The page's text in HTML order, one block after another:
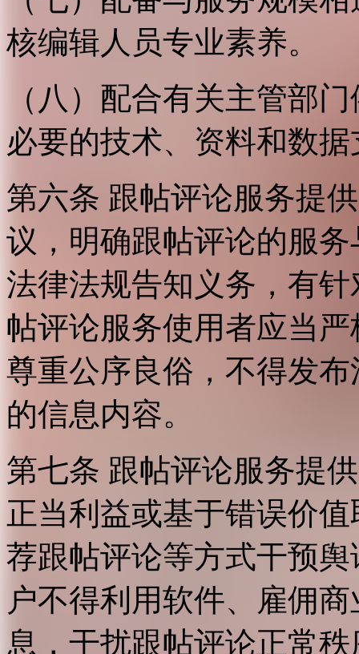
核编辑人员专业素养。
（八）配合有关主管部
必要的技术、资料和数
第六条 跟帖评论服务提
议，明确跟帖评论的服
法律法规告知义务，有
帖评论服务使用者应当
尊重公序良俗，不得发
的信息内容。
第七条 跟帖评论服务提
正当利益或基于错误价
荐跟帖评论等方式干预
户不得利用软件、雇佣
息，干扰跟帖评论正常